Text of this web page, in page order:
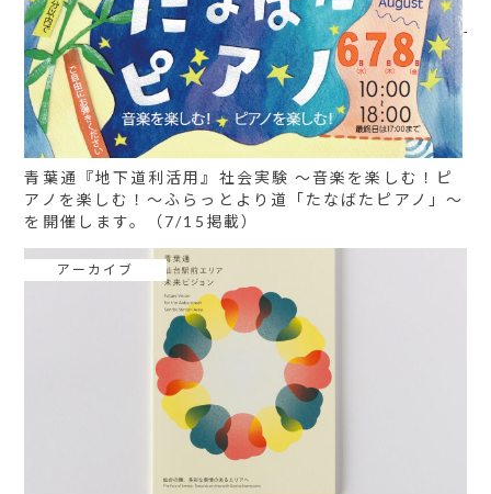
青葉通『地下道利活用』社会実験 ～音楽を楽しむ！ピ
アノを楽しむ！～ふらっとより道「たなばたピアノ」～
を開催します。（7/15掲載）
アーカイブ